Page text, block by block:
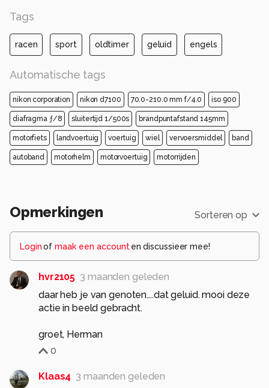
Tags
racen sport oldtimer geluid engels
Automatische tags
nikon corporation nikon d7100 70.0-210.0 mm f/4.0 iso 900
diafragma ƒ/8 sluitertijd 1/500s brandpuntafstand 145mm
motorfiets landvoertuig voertuig wiel vervoersmiddel band
autoband motorhelm motorvoertuig motorrijden
Opmerkingen Sorteren op
Loginof maak een account en discussieer mee!
hvr2105 3 maanden geleden
daar heb je van genoten....dat geluid. mooi deze
actie in beeld gebracht.
groet, Herman
0
Klaas4 3 maanden geleden